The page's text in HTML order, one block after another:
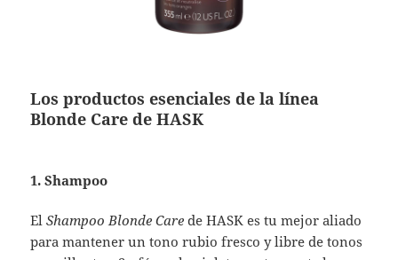
Los productos esenciales de la línea
Blonde Care de HASK
1. Shampoo
ElShampoo Blonde Care de HASK es tu mejor aliado
para mantener un tono rubio fresco y libre de tonos